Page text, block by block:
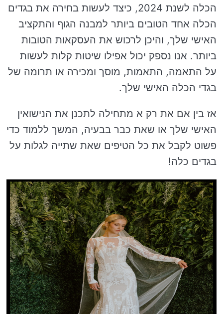
הכלה לשנת 2024, כיצד לעשות בחירה את בגדים
הכלה אחד הטובים ביותר למבנה הגוף והתקציב
האישי שלך, והיכן לרכוש את העסקאות הטובות
ביותר. אנו נספק יכול אפילו שיטות קלות לעשות
על התאמה, התאמות, מוסך ומכירה או תרומה של
בגדי הכלה האישי שלך.
אז בין אם את רק א מתחילה לתכנן את הנישואין
האישי שלך או שאת כבר בבעיה, המשך ללמוד כדי
פשוט לקבל את כל הטיפים שאת שתייה לגלות על
בגדים כלה!